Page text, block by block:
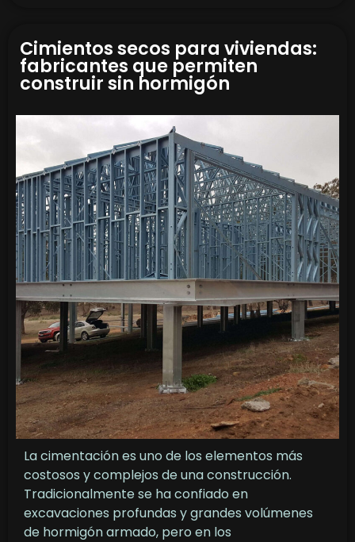
Cimientos secos para viviendas:
fabricantes que permiten
construir sin hormigón
La cimentación es uno de los elementos más
costosos y complejos de una construcción.
Tradicionalmente se ha confiado en
excavaciones profundas y grandes volúmenes
de hormigón armado, pero en los